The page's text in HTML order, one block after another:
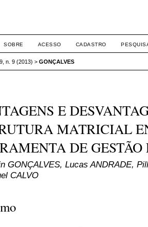
SOBRE ACESSO CADASTRO
n. 9 (2013) > GONÇALVES
E
MATRICIAL
DE
GONÇALVES, Lucas ANDRADE,
CALVO